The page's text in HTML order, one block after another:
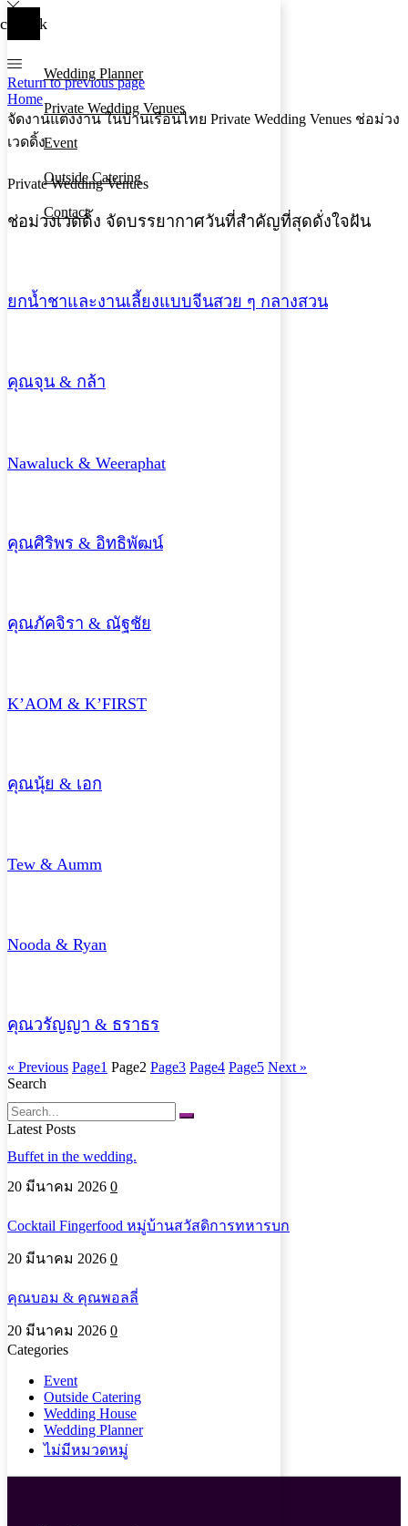
Wedding Planner
Private Wedding Venues
Event
Outside Catering
Contact
Return to previous page
Home
จัดงานแต่งงาน ในบ้านเรือนไทย Private Wedding Venues ช่อม่วง
เวดดิ้ง
Private Wedding Venues
ช่อม่วงเวดดิ้ง จัดบรรยากาศวันที่สำคัญที่สุดดั่งใจฝัน
ยกน้ำชาและงานเลี้ยงแบบจีนสวย ๆ กลางสวน
คุณจุน & กล้า
Nawaluck & Weeraphat
คุณศิริพร & อิทธิพัฒน์
คุณภัคจิรา & ณัฐชัย
K’AOM & K’FIRST
คุณนุ้ย & เอก
Tew & Aumm
Nooda & Ryan
คุณวรัญญา & ธราธร
« Previous Page1 Page2 Page3 Page4 Page5 Next »
Search
Search
Latest Posts
Buffet in the wedding.
20 มีนาคม 2026 0
Cocktail Fingerfood หมู่บ้านสวัสดิการทหารบก
20 มีนาคม 2026 0
คุณบอม & คุณพอลลี่
20 มีนาคม 2026 0
Categories
Event
Outside Catering
Wedding House
Wedding Planner
ไม่มีหมวดหมู่